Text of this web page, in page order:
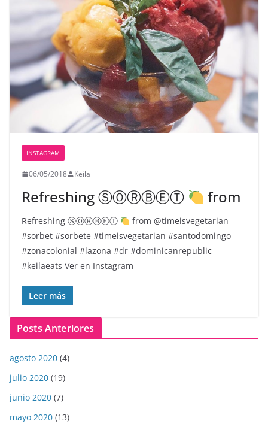
INSTAGRAM
06/05/2018 Keila
Refreshing ⓈⓄⓇⒷⒺⓉ from
Refreshing ⓈⓄⓇⒷⒺⓉ
from @timeisvegetarian
#sorbet #sorbete #timeisvegetarian #santodomingo
#zonacolonial #lazona #dr #dominicanrepublic
#keilaeats Ver en Instagram
Leer más
Posts Anteriores
agosto 2020 (4)
julio 2020 (19)
junio 2020 (7)
mayo 2020 (13)